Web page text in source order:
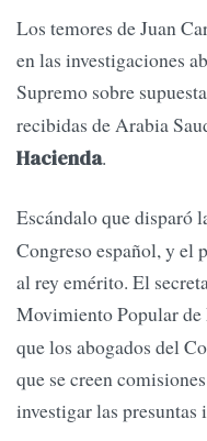
Los temores de Juan
en las investigaciones
Supremo sobre
recibidas de Arabia
Hacienda.
Escándalo que disparó
Congreso español, y el
al rey emérito. El
Movimiento Popular de
que los abogados del
que se creen
investigar las presuntas